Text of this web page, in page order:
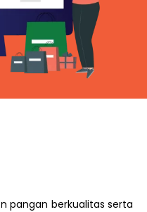
pangan berkualitas serta